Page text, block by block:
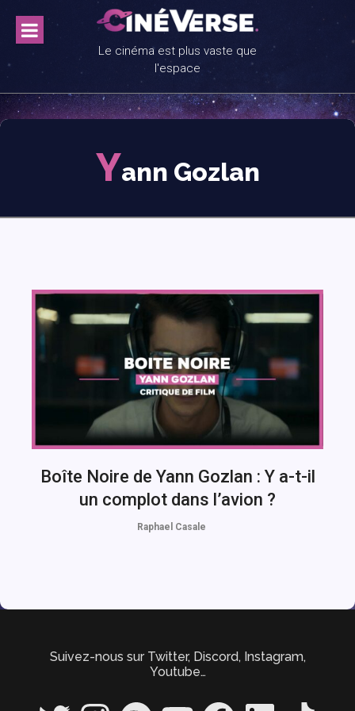
content
Le cinéma est plus vaste que
l'espace
Yann Gozlan
Boîte Noire de Yann Gozlan : Y a-t-il
un complot dans l’avion ?
Raphael Casale
Suivez-nous sur Twitter, Discord, Instagram,
Youtube…
Twitter InstagramSpotify YouTube FacebookLinkedIn TikTok